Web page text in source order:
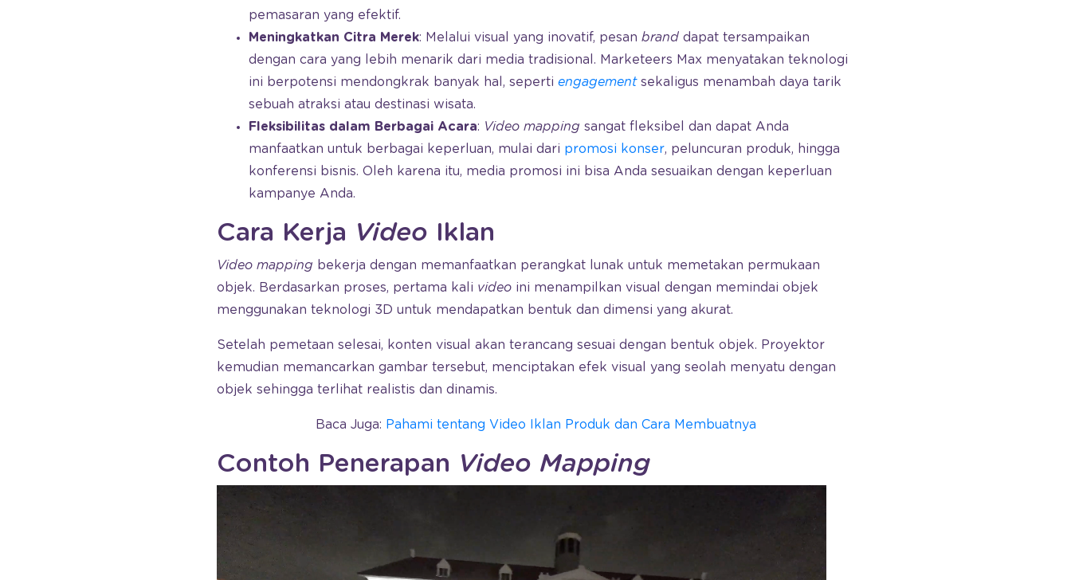
pemasaran yang efektif.
Meningkatkan Citra Merek: Melalui visual yang inovatif, pesan brand dapat tersampaikan
dengan cara yang lebih menarik dari media tradisional. Marketeers Max menyatakan teknologi
ini berpotensi mendongkrak banyak hal, seperti engagementsekaligus menambah daya tarik
sebuah atraksi atau destinasi wisata.
Fleksibilitas dalam Berbagai Acara: Video mapping sangat fleksibel dan dapat Anda
manfaatkan untuk berbagai keperluan, mulai dari promosi konser, peluncuran produk, hingga
konferensi bisnis. Oleh karena itu, media promosi ini bisa Anda sesuaikan dengan keperluan
kampanye Anda.
Cara Kerja Video Iklan
Video mapping bekerja dengan memanfaatkan perangkat lunak untuk memetakan permukaan
objek. Berdasarkan proses, pertama kali video ini menampilkan visual dengan memindai objek
menggunakan teknologi 3D untuk mendapatkan bentuk dan dimensi yang akurat.
Setelah pemetaan selesai, konten visual akan terancang sesuai dengan bentuk objek. Proyektor
kemudian memancarkan gambar tersebut, menciptakan efek visual yang seolah menyatu dengan
objek sehingga terlihat realistis dan dinamis.
Baca Juga: Pahami tentang Video Iklan Produk dan Cara Membuatnya
Contoh Penerapan Video Mapping